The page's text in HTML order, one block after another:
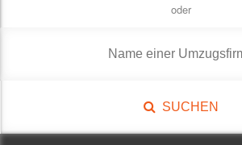
oder
SUCHEN